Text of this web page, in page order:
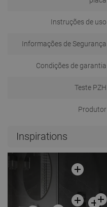
Instruções de uso
Informações de Segurança
Condições de garantia
Teste PZH
Produtor
Inspirations